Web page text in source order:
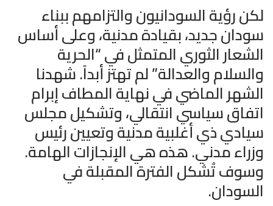
لكن رؤية السودانيون والتزامهم ببناء
سودان جديد، بقيادة مدنية، وعلى أساس
الشعار الثوري المتمثل في “الحرية
والسلام والعدالة” لم تهتز أبداً. شهدنا
الشهر الماضي في نهاية المطاف إبرام
اتفاق سياسي انتقالي، وتشكيل مجلس
سيادي ذي أغلبية مدنية وتعيين رئيس
وزراء مدني. هذه هي الإنجازات الهامة.
وسوف تُشكل الفترة المقبلة في
السودان.